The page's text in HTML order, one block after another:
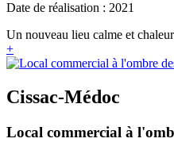
Date de réalisation : 2021
Un nouveau lieu calme et
+
Cissac-Médoc
Local commercial à